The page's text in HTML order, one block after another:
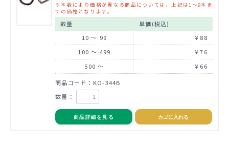
※本数により価格が異なる商品については、上記は1～9本ま
での価格となります。
数量
単価(税込)
10 ～ 99
￥88
100 ～ 499
￥76
500 ～
￥66
商品コード：KO-344B
数量：
商品詳細を見る カゴに入れる